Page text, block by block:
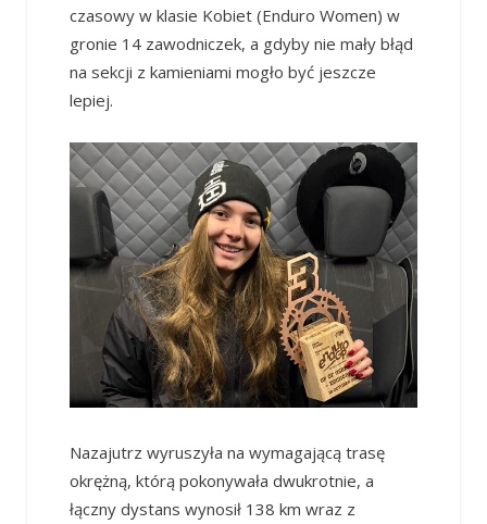
czasowy w klasie Kobiet (Enduro Women) w
gronie 14 zawodniczek, a gdyby nie mały błąd
na sekcji z kamieniami mogło być jeszcze
lepiej.
Nazajutrz wyruszyła na wymagającą trasę
okrężną, którą pokonywała dwukrotnie, a
łączny dystans wynosił 138 km wraz z